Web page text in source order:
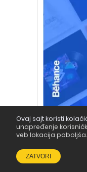
Ovaj sajt koristi
unapređenje
veb lokacija poboljša.
ZATVORI